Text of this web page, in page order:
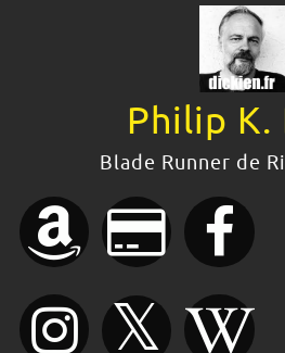
Philip K.
Blade Runner de
Philip K.
Citations